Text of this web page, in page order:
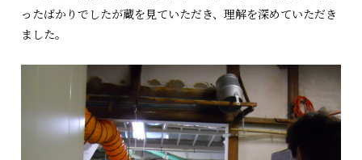
ったばかりでしたが蔵を見ていただき、理解を深めていただき
ました。